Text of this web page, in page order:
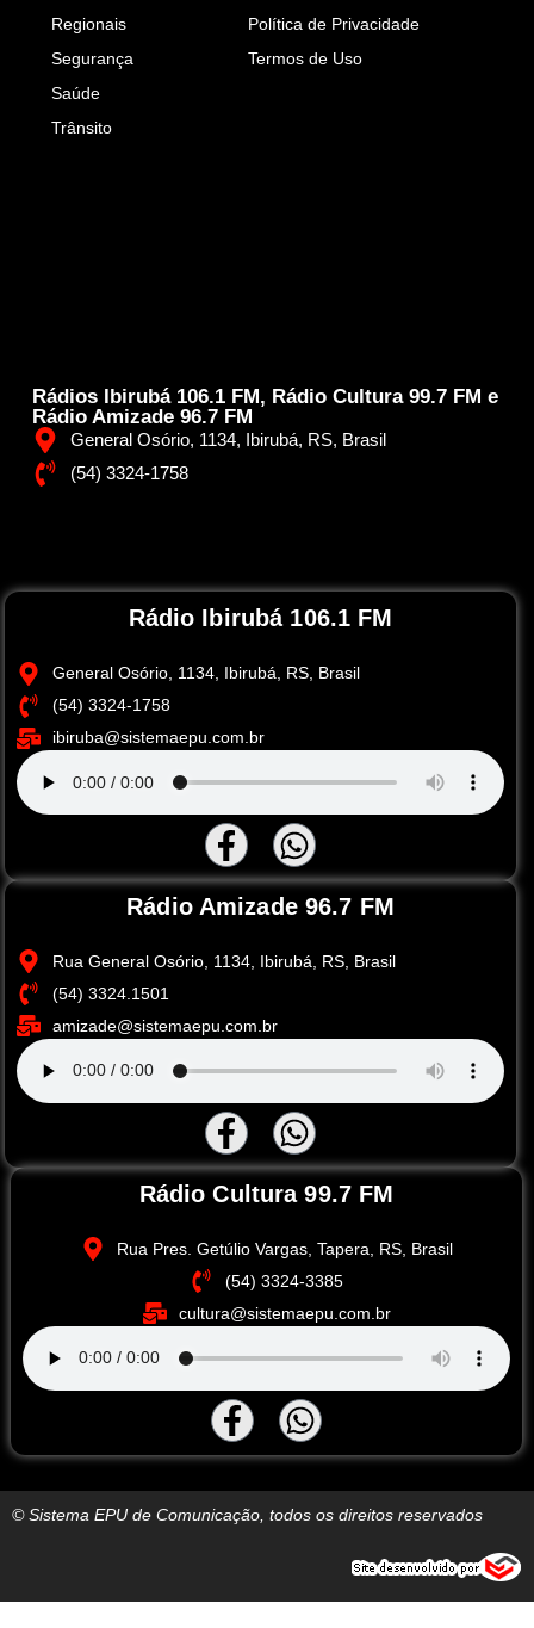
Rádios Ibirubá 106.1 FM, Rádio Cultura 99.7 FM e
Rádio Amizade 96.7 FM
General Osório, 1134, Ibirubá, RS, Brasil
(54) 3324-1758
Regionais
Segurança
Saúde
Trânsito
Política de Privacidade
Termos de Uso
Rádio Ibirubá 106.1 FM
General Osório, 1134, Ibirubá, RS, Brasil
(54) 3324-1758
ibiruba@sistemaepu.com.br
Rádio Amizade 96.7 FM
Rua General Osório, 1134, Ibirubá, RS, Brasil
(54) 3324.1501
amizade@sistemaepu.com.br
Rádio Cultura 99.7 FM
Rua Pres. Getúlio Vargas, Tapera, RS, Brasil
(54) 3324-3385
cultura@sistemaepu.com.br
© Sistema EPU de Comunicação, todos os direitos reservados